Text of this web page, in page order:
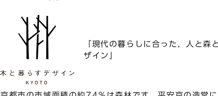
「現代の暮らしに合った，人と森
ザイン」